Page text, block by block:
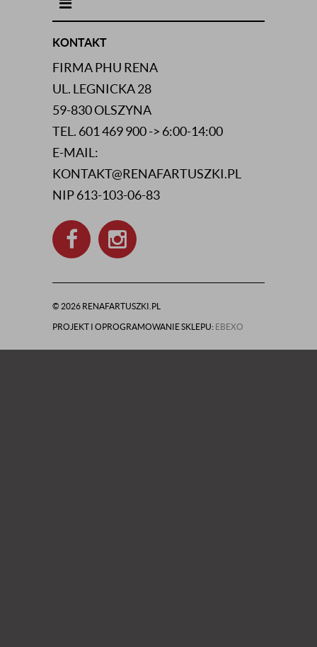
KONTAKT
FIRMA PHU RENA
UL. LEGNICKA 28
59-830 OLSZYNA
TEL. 601 469 900 -> 6:00-14:00
E-MAIL:
KONTAKT@RENAFARTUSZKI.PL
NIP 613-103-06-83
© 2026 RENAFARTUSZKI.PL
PROJEKT I OPROGRAMOWANIE SKLEPU: EBEXO